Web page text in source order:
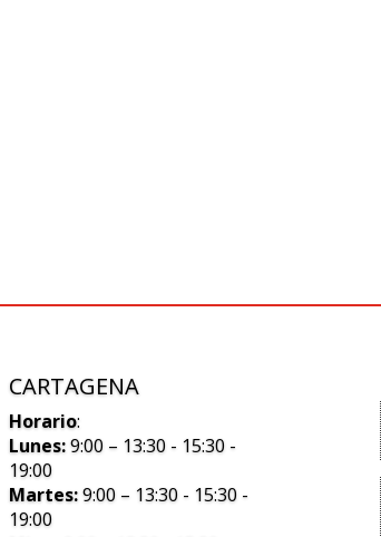
CARTAGENA
Horario:
Lunes:9:00 – 13:30 - 15:30 -
19:00
Martes:9:00 – 13:30 - 15:30 -
19:00